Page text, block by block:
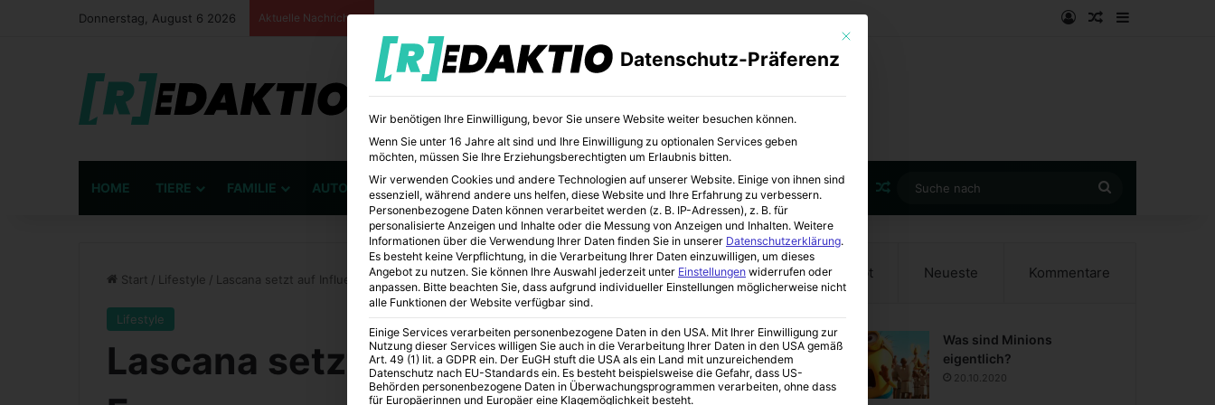
Donnerstag, August 6 2026 Aktuelle Nachrichten AnmeldenZufälliger
HOME TIERE FAMILIE AUTO BÜCHER BILDUNG KUNST Zufälliger Artikel
nach
Start / Lifestyle / Lascana setzt auf Influencer-Frauenpower
Lifestyle
Lascana setzt auf Influencer-
Beliebt Neueste Kommentare
Was sind Minions
eigentlich?
20.10.2020
Mit diesem Button wird der Dialog geschlossen. Seine Funktionalität ist
Datenschutz-Präferenz
Wir benötigen Ihre Einwilligung, bevor Sie unsere Website weiter besuchen können.
Wenn Sie unter 16 Jahre alt sind und Ihre Einwilligung zu optionalen Services geben
möchten, müssen Sie Ihre Erziehungsberechtigten um Erlaubnis bitten.
Wir verwenden Cookies und andere Technologien auf unserer Website. Einige von ihnen sind
essenziell, während andere uns helfen, diese Website und Ihre Erfahrung zu verbessern.
Personenbezogene Daten können verarbeitet werden (z. B. IP-Adressen), z. B. für
personalisierte Anzeigen und Inhalte oder die Messung von Anzeigen und Inhalten. Weitere
Informationen über die Verwendung Ihrer Daten finden Sie in unserer Datenschutzerklärung.
Es besteht keine Verpflichtung, in die Verarbeitung Ihrer Daten einzuwilligen, um dieses
Angebot zu nutzen. Sie können Ihre Auswahl jederzeit unter Einstellungen widerrufen oder
anpassen. Bitte beachten Sie, dass aufgrund individueller Einstellungen möglicherweise nicht
alle Funktionen der Website verfügbar sind.
Einige Services verarbeiten personenbezogene Daten in den USA. Mit Ihrer Einwilligung zur
Nutzung dieser Services willigen Sie auch in die Verarbeitung Ihrer Daten in den USA gemäß
Art. 49 (1) lit. a GDPR ein. Der EuGH stuft die USA als ein Land mit unzureichendem
Datenschutz nach EU-Standards ein. Es besteht beispielsweise die Gefahr, dass US-
Behörden personenbezogene Daten in Überwachungsprogrammen verarbeiten, ohne dass
für Europäerinnen und Europäer eine Klagemöglichkeit besteht.